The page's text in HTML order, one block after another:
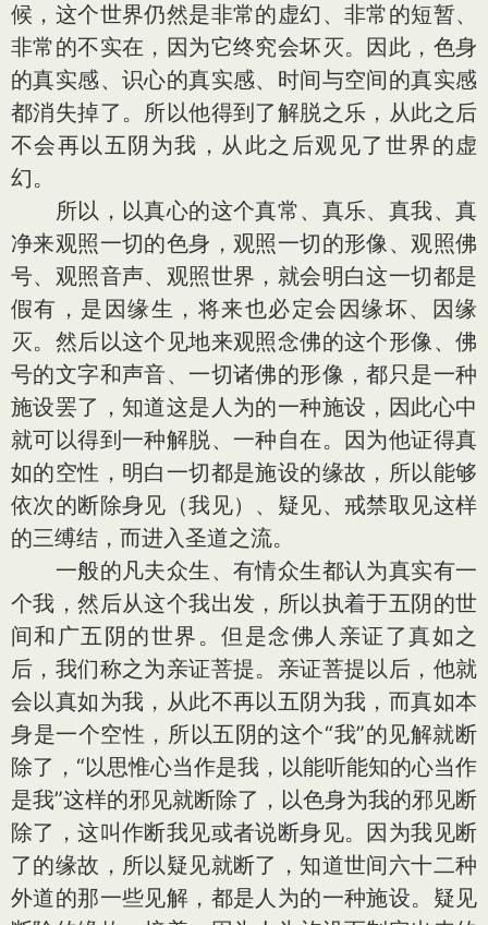
候，这个世界仍然是非常的虚幻、非常的短暂、
非常的不实在，因为它终究会坏灭。因此，色身
的真实感、识心的真实感、时间与空间的真实感
都消失掉了。所以他得到了解脱之乐，从此之后
不会再以五阴为我，从此之后观见了世界的虚
幻。
所以，以真心的这个真常、真乐、真我、真
净来观照一切的色身，观照一切的形像、观照佛
号、观照音声、观照世界，就会明白这一切都是
假有，是因缘生，将来也必定会因缘坏、因缘
灭。然后以这个见地来观照念佛的这个形像、佛
号的文字和声音、一切诸佛的形像，都只是一种
施设罢了，知道这是人为的一种施设，因此心中
就可以得到一种解脱、一种自在。因为他证得真
如的空性，明白一切都是施设的缘故，所以能够
依次的断除身见（我见）、疑见、戒禁取见这样
的三缚结，而进入圣道之流。
一般的凡夫众生、有情众生都认为真实有一
个我，然后从这个我出发，所以执着于五阴的世
间和广五阴的世界。但是念佛人亲证了真如之
后，我们称之为亲证菩提。亲证菩提以后，他就
会以真如为我，从此不再以五阴为我，而真如本
身是一个空性，所以五阴的这个“我”的见解就断
除了，“以思惟心当作是我，以能听能知的心当作
是我”这样的邪见就断除了，以色身为我的邪见断
除了，这叫作断我见或者说断身见。因为我见断
了的缘故，所以疑见就断了，知道世间六十二种
外道的那一些见解，都是人为的一种施设。疑见